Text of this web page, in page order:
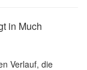
in Much
Verlauf, die